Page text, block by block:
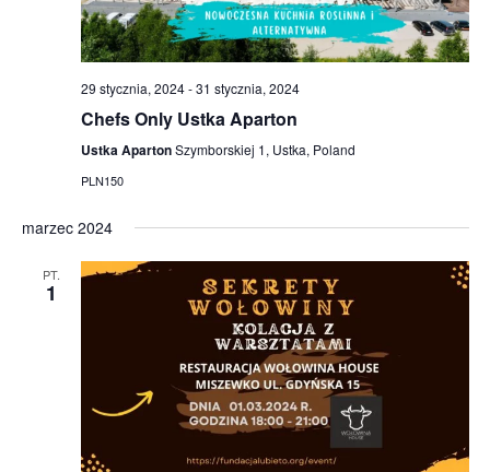
t
i
29 stycznia, 2024-31 stycznia, 2024
Chefs Only Ustka Aparton
Ustka ApartonSzymborskiej 1, Ustka, Poland
PLN150
marzec 2024
PT.
1